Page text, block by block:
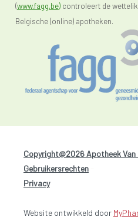
(www.fagg.be) controleert de
Belgische (online) apotheken.
Copyright@2026 Apotheek
Gebruikersrechten
Privacy
Website ontwikkeld door